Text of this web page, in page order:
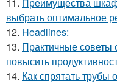
выбрать оптимальное
12. Headlines:
13. Практичные советы
повысить
14. Как спрятать трубы